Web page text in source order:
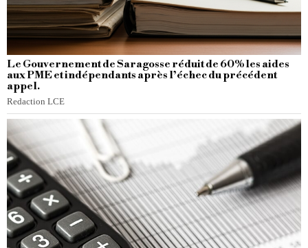
Le Gouvernement de Saragosse réduit de 60% les aides
aux PME et indépendants après l’échec du précédent
appel.
Redaction LCE